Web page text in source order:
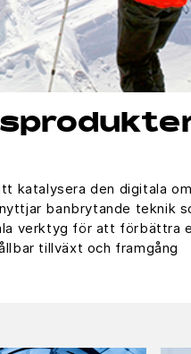
katalysera den digitala
banbrytande teknik
verktyg för att förbättra
tillväxt och framgång